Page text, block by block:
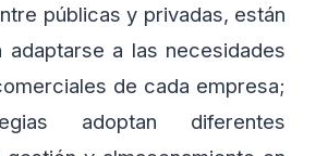
públicas y privadas, están
adaptarse a las necesidades
de cada empresa;
adoptan diferentes